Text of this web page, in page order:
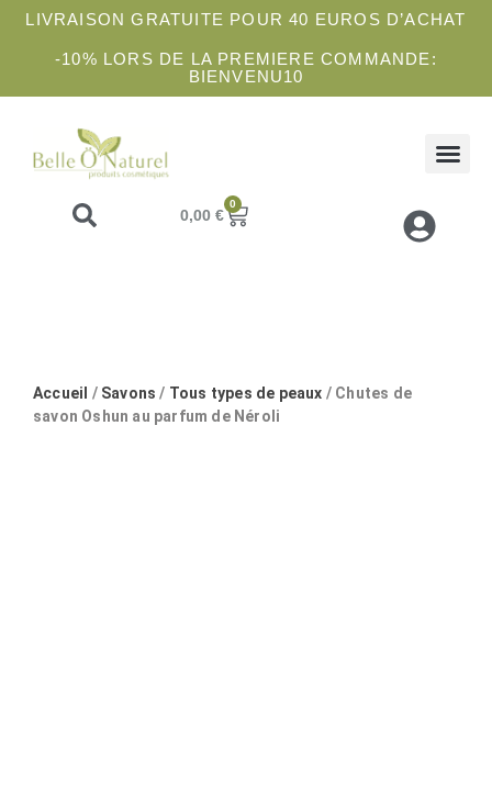
LIVRAISON GRATUITE POUR 40 EUROS D’ACHAT
-10% LORS DE LA PREMIERE COMMANDE:
BIENVENU10
0,00 €
0
Accueil / Savons / Tous types de peaux / Chutes de
savon Oshun au parfum de Néroli